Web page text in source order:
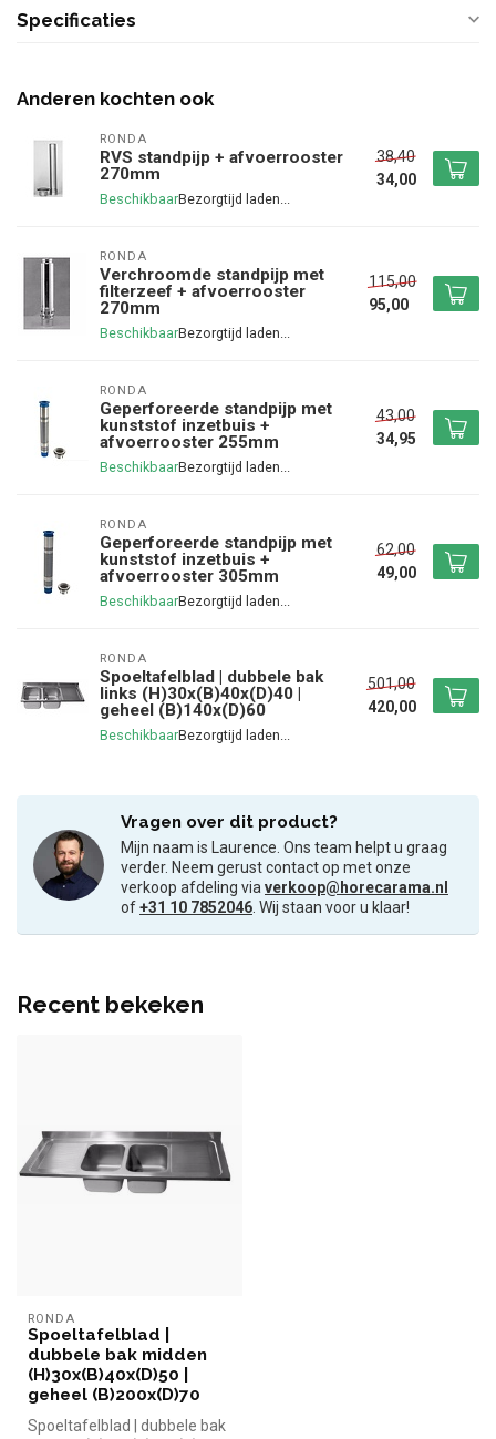
Specificaties
Anderen kochten ook
RONDA
RVS standpijp + afvoerrooster
270mm
Beschikbaar
38,40
34,00
RONDA
Verchroomde standpijp met
filterzeef + afvoerrooster
270mm
Beschikbaar
115,00
95,00
RONDA
Geperforeerde standpijp met
kunststof inzetbuis +
afvoerrooster 255mm
Beschikbaar
43,00
34,95
RONDA
Geperforeerde standpijp met
kunststof inzetbuis +
afvoerrooster 305mm
Beschikbaar
62,00
49,00
RONDA
Spoeltafelblad | dubbele bak
links (H)30x(B)40x(D)40 |
geheel (B)140x(D)60
Beschikbaar
501,00
420,00
Vragen over dit product?
Mijn naam is Laurence. Ons team helpt u graag
verder. Neem gerust contact op met onze
verkoop afdeling viaverkoop@horecarama.nl
of+31 10 7852046. Wij staan voor u klaar!
Recent bekeken
RONDA
Spoeltafelblad |
dubbele bak midden
(H)30x(B)40x(D)50 |
geheel (B)200x(D)70
Spoeltafelblad | dubbele bak